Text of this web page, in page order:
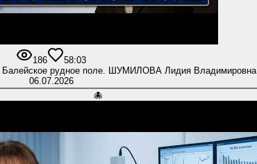
186 58:03
Балейское рудное поле. ШУМИЛОВА Лидия Владимировна
06.07.2026
🐙